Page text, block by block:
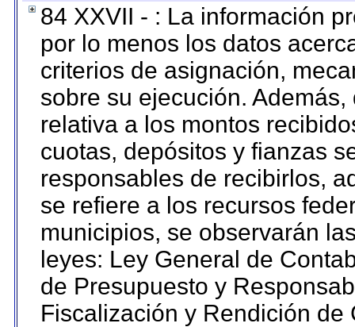
84 XXVII - : La información
por lo menos los datos
criterios de asignación,
sobre su ejecución.
relativa a los montos
cuotas, depósitos y fianzas
responsables de recibirlos,
se refiere a los recursos
municipios, se observarán
leyes: Ley General de
de Presupuesto y
Fiscalización y Rendición